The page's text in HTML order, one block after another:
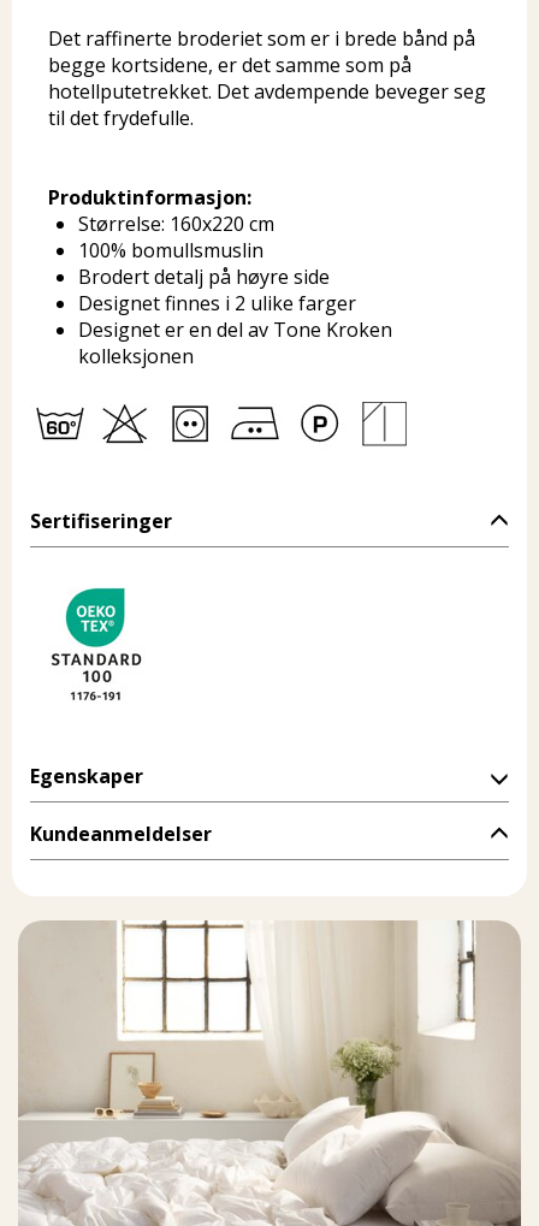
Det raffinerte broderiet som er i brede bånd på
begge kortsidene, er det samme som på
hotellputetrekket. Det avdempende beveger seg
til det frydefulle.
Produktinformasjon:
Størrelse: 160x220 cm
100% bomullsmuslin
Brodert detalj på høyre side
Designet finnes i 2 ulike farger
Designet er en del av Tone Kroken
kolleksjonen
Sertifiseringer
Egenskaper
Kundeanmeldelser